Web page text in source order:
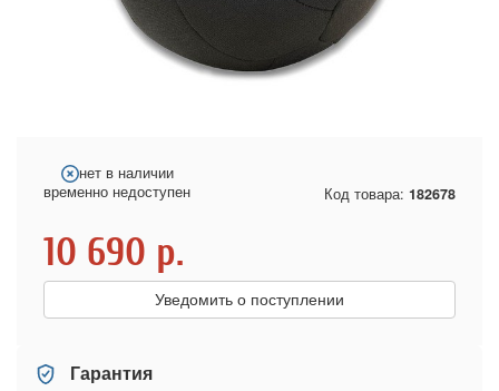
нет в наличии
временно недоступен
Код товара: 182678
10 690 р.
Уведомить о поступлении
Гарантия